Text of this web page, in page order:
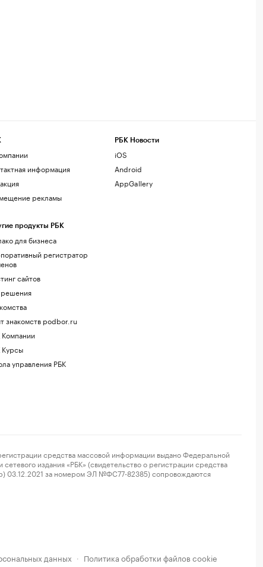
информация
рекламы
продукты РБК
для бизнеса
регистратор
сайтов
знакомств podbor.ru
Компании
Курсы
управления РБК
РБК Новости
iOS
Android
AppGallery
средства массовой информации выдано Федеральной
издания «РБК» (свидетельство о регистрации средства
03.12.2021 за номером ЭЛ №ФС77-82385) сопровождаются
данных · Политика обработки файлов cookie